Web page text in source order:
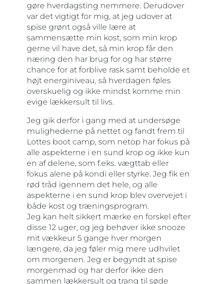
gøre hverdagsting nemmere. Derudover
var det vigtigt for mig, at jeg udover at
spise grønt også ville lære at
sammensætte min kost, som min krop
gerne vil have det, så min krop får den
næring den har brug for og har større
chance for at forblive rask samt beholde et
højt energiniveau, så hverdagen føles
overskuelig og ikke mindst komme min
evige lækkersult til livs.
Jeg gik derfor i gang med at undersøge
mulighederne på nettet og fandt frem til
Lottes boot camp, som netop har fokus på
alle aspekterne i en sund krop og ikke kun
en af delene, som f.eks. vægttab eller
fokus alene på kondi eller styrke. Jeg fik en
rød tråd igennem det hele, og alle
aspekterne i en sund krop blev overvejet i
både kost og træningsprogram.
Jeg kan helt sikkert mærke en forskel efter
disse 12 uger, og jeg behøver ikke snooze
mit vækkeur 5 gange hver morgen
længere, da jeg føler mig mere udhvilet
om morgenen. Jeg er begyndt at spise
morgenmad og har derfor ikke den
sammen lækkersult og trang til søde